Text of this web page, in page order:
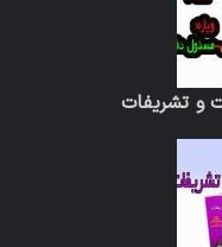
و تشریفات